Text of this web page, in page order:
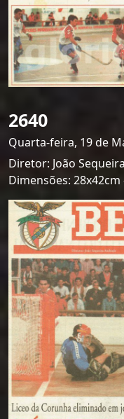
2640
Quarta-feira, 19 de
Diretor: João
Dimensões: 28x42cm